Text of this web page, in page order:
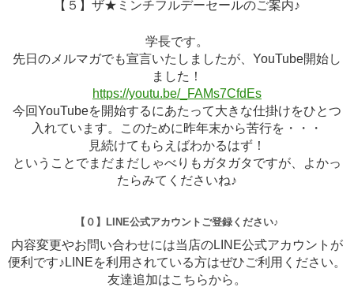
【５】ザ★ミンチフルデーセールのご案内♪
学長です。
先日のメルマガでも宣言いたしましたが、YouTube開始し
ました！
https://youtu.be/_FAMs7CfdEs
今回YouTubeを開始するにあたって大きな仕掛けをひとつ
入れています。このために昨年末から苦行を・・・
見続けてもらえばわかるはず！
ということでまだまだしゃべりもガタガタですが、よかっ
たらみてくださいね♪
【０】LINE公式アカウントご登録ください♪
内容変更やお問い合わせには当店のLINE公式アカウントが
便利です♪LINEを利用されている方はぜひご利用ください。
友達追加はこちらから。